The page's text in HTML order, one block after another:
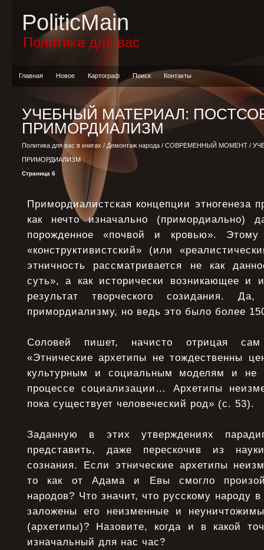
PoliticMain
Политика для вас
Главная Новое Картограф Поиск Контакты
УЧЕБНЫЙ МАТЕРИАЛ:
ПРИМОРДИАЛИЗМ
Политика для вас в книгах /Демонтаж народа / СОВРЕМЕННЫЙ МОМЕНТ /
ПРИМОРДИАЛИЗМ
Страница 6
Примордиалистская концепции этногенеза
как нечто изначально (примордиально)
порожденное «почвой и кровью». Этому
«конструктивистский» (или
этничность рассматривается не как
суть», а как исторически возникающее и
результат творческого созидания.
примордиализму, но ведь это было более
Соловей пишет, начисто отрицая сам
«Этнические архетипы не тождественны
культурным и социальным моделям и не
процессе социализации… Архетипы
пока существует человеческий род» (с. 53).
Заданную в этих утверждениях
представить, даже перескочив из
сознания. Если этнические архетипы
то как от Адама и Евы смогло
народов? Что значит, что русскому народу
заложены его неизменные и
(архетипы)? Назовите, когда и в какой
изначальный для нас час?